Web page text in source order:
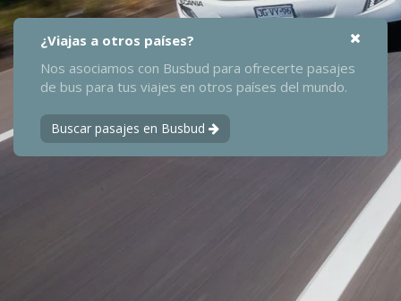
¿Viajas a otros países?
Nos asociamos con Busbud para ofrecerte pasajes
de bus para tus viajes en otros países del mundo.
Buscar pasajes en Busbud